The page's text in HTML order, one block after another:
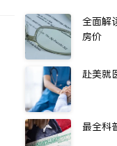
全面解
房价
赴美就
最全科